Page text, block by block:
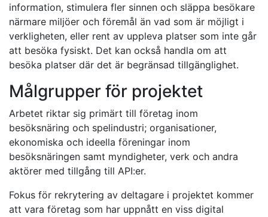
information, stimulera fler sinnen och släppa besökare
närmare miljöer och föremål än vad som är möjligt i
verkligheten, eller rent av uppleva platser som inte går
att besöka fysiskt. Det kan också handla om att
besöka platser där det är begränsad tillgänglighet.
Målgrupper för projektet
Arbetet riktar sig primärt till företag inom
besöksnäring och spelindustri; organisationer,
ekonomiska och ideella föreningar inom
besöksnäringen samt myndigheter, verk och andra
aktörer med tillgång till API:er.
Fokus för rekrytering av deltagare i projektet kommer
att vara företag som har uppnått en viss digital